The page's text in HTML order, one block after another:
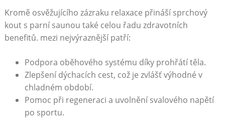
Kromě osvěžujícího zázraku relaxace přináší sprchový
kout s parní saunou také celou řadu zdravotních
benefitů. mezi nejvýraznější patří:
Podpora oběhového systému díky prohřátí těla.
Zlepšení dýchacích cest, což je zvlášť výhodné v
chladném období.
Pomoc při regeneraci a uvolnění svalového napětí
po sportu.